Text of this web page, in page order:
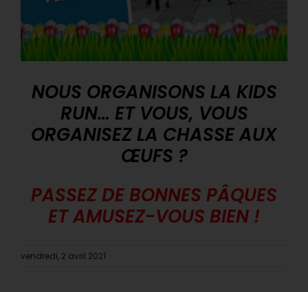
NOUS ORGANISONS LA KIDS
RUN… ET VOUS, VOUS
ORGANISEZ LA CHASSE AUX
ŒUFS ?
PASSEZ DE BONNES PÂQUES
ET AMUSEZ-VOUS BIEN !
vendredi, 2 avril 2021